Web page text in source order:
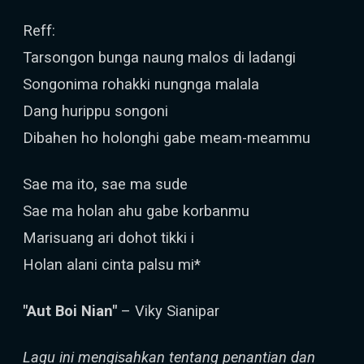
Reff:
Tarsongon bunga naung malos di ladangi
Songonima rohakki nungnga malala
Dang hurippu songoni
Dibahen ho holonghi gabe meam-meammu
Sae ma ito, sae ma sude
Sae ma holan ahu gabe korbanmu
Marisuang ari dohot tikki i
Holan alani cinta palsu mi*
"Aut Boi Nian" – Viky Sianipar
Lagu ini mengisahkan tentang penantian dan